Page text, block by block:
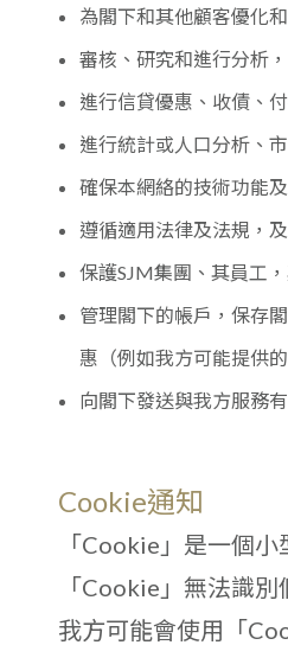
為閣下和其他顧客優化
審核、研究和進行分析
進行信貸優惠、收債、
進行統計或人口分析、
確保本網絡的技術功能及
遵循適用法律及法規，
保護SJM集團、其員工
管理閣下的帳戶，保存
惠（例如我方可能提供
向閣下發送與我方服務
Cookie通知
「Cookie」是一個
「Cookie」無法識
我方可能會使用「